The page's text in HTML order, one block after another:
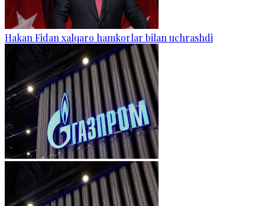
Hakan Fidan xalqaro hamkorlar bilan uchrashdi